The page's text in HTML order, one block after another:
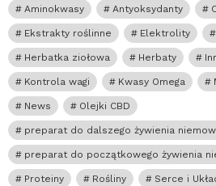
Aminokwasy Antyoksydanty
Ekstrakty roślinne Elektrolity
Herbatka ziołowa Herbaty
Kontrola wagi Kwasy Omega
News Olejki CBD
preparat do dalszego żywienia
preparat do początkowego żywienia
Proteiny Rośliny Serce i